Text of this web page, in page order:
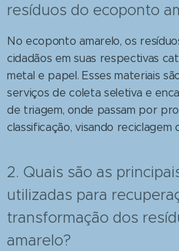
resíduos do ecoponto
No ecoponto amarelo, os
cidadãos em suas respectivas
metal e papel. Esses materiais
serviços de coleta seletiva e
de triagem, onde passam por
classificação, visando reciclagem
2. Quais são as
utilizadas para
transformação dos
amarelo?